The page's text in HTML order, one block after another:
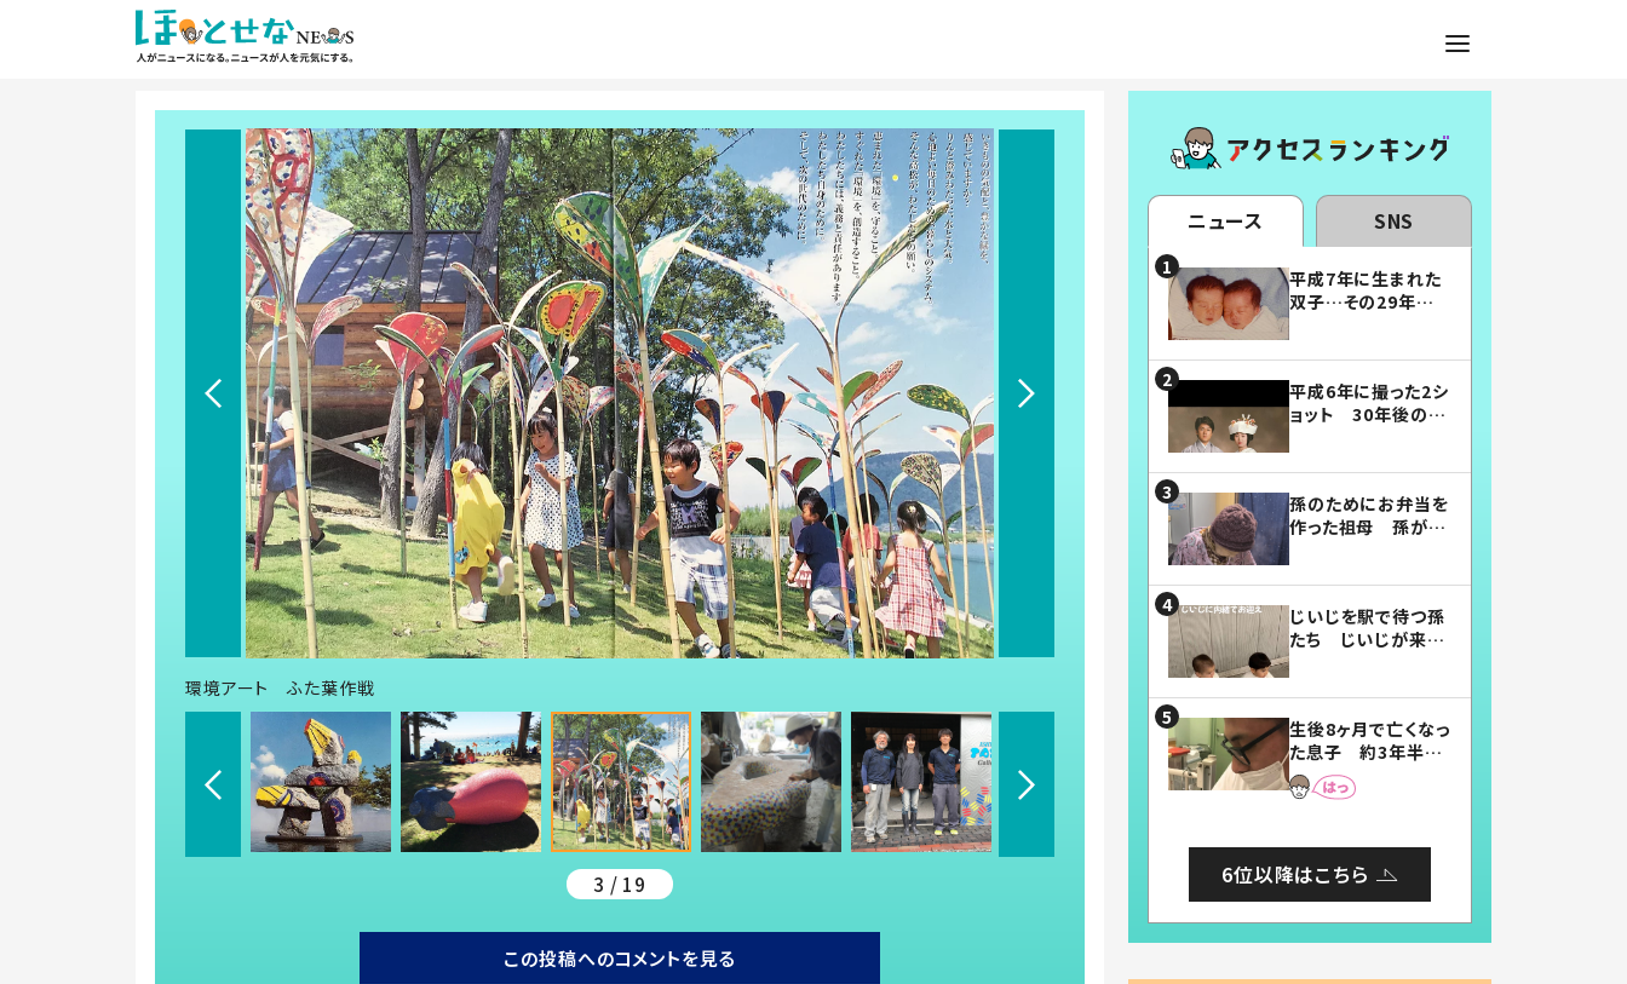
環境アート ふた葉作戦
3 / 19
この投稿へのコメントを見る
ニュース SNS
平成7年に生まれた
双子…その29年後
平成6年に撮った2シ
ョット 30年後の姿
孫のためにお弁当を
作った祖母 孫が絶
じいじを駅で待つ孫
たち じいじが来た
まらない」「幸せにな
れる」
生後8ヶ月で亡くなっ
た息子 約3年半
後、当時の妻の日記
に書いてあった本音
6位以降はこちら